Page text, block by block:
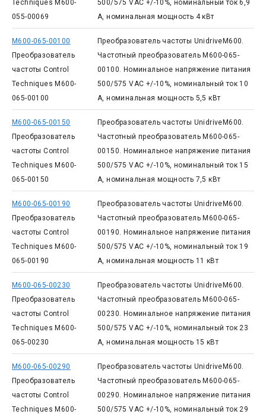
Techniques M600-
055-00069
500/575 VAC +/-10%, номинальный ток 6,9
А, номинальная мощность 4 кВт
M600-065-00100
Преобразователь
частоты Control
Techniques M600-
065-00100
Преобразователь частоты UnidriveM600.
Частотный преобразователь M600-065-
00100. Номинальное напряжение питания
500/575 VAC +/-10%, номинальный ток 10
А, номинальная мощность 5,5 кВт
M600-065-00150
Преобразователь
частоты Control
Techniques M600-
065-00150
Преобразователь частоты UnidriveM600.
Частотный преобразователь M600-065-
00150. Номинальное напряжение питания
500/575 VAC +/-10%, номинальный ток 15
А, номинальная мощность 7,5 кВт
M600-065-00190
Преобразователь
частоты Control
Techniques M600-
065-00190
Преобразователь частоты UnidriveM600.
Частотный преобразователь M600-065-
00190. Номинальное напряжение питания
500/575 VAC +/-10%, номинальный ток 19
А, номинальная мощность 11 кВт
M600-065-00230
Преобразователь
частоты Control
Techniques M600-
065-00230
Преобразователь частоты UnidriveM600.
Частотный преобразователь M600-065-
00230. Номинальное напряжение питания
500/575 VAC +/-10%, номинальный ток 23
А, номинальная мощность 15 кВт
M600-065-00290
Преобразователь
частоты Control
Techniques M600-
Преобразователь частоты UnidriveM600.
Частотный преобразователь M600-065-
00290. Номинальное напряжение питания
500/575 VAC +/-10%, номинальный ток 29